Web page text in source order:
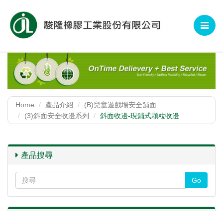
Toggle
Home 產品介紹
(B)兒童遊戲場安全舖面
(3)斜面安全收邊系列
斜面收邊-現鋪式顆粒收邊
產品搜尋